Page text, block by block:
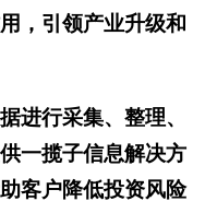
，引领产业升级和
进行采集、整理、
一揽子信息解决方
客户降低投资风险